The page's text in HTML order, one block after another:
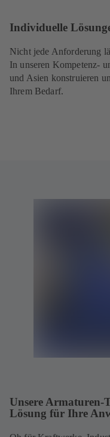
Individuelle
Nicht jede Anforderung
In unseren Kompetenz-
und Asien konstruieren
Ihrem Bedarf.
Unsere Armaturen-
Lösung für Ihre